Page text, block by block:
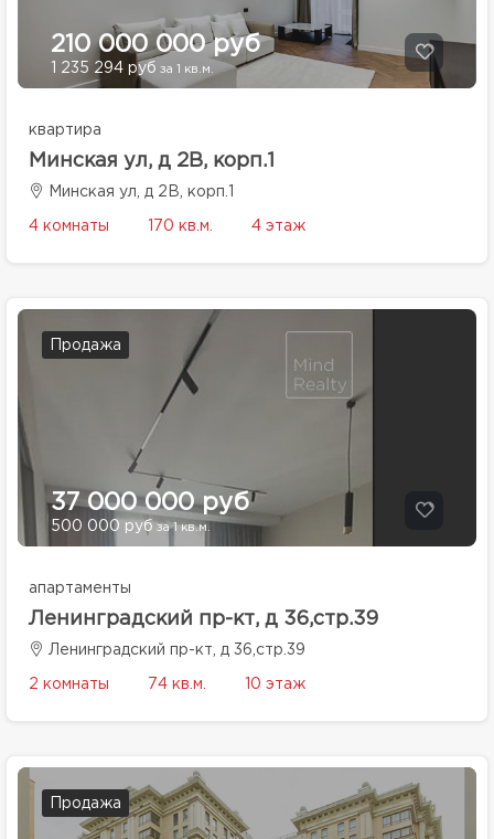
210 000 000 руб
1 235 294 руб за 1 кв.м.
квартира
Минская ул, д 2В, корп.1
Минская ул, д 2В, корп.1
4 комнаты 170 кв.м. 4 этаж
Продажа
37 000 000 руб
500 000 руб за 1 кв.м.
апартаменты
Ленинградский пр-кт, д 36,стр.39
Ленинградский пр-кт, д 36,стр.39
2 комнаты 74 кв.м. 10 этаж
Продажа